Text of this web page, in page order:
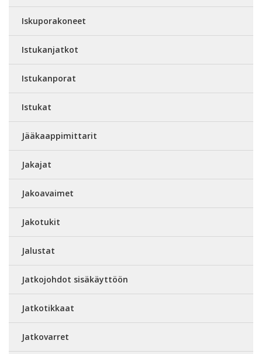
Iskuporakoneet
Istukanjatkot
Istukanporat
Istukat
Jääkaappimittarit
Jakajat
Jakoavaimet
Jakotukit
Jalustat
Jatkojohdot sisäkäyttöön
Jatkotikkaat
Jatkovarret